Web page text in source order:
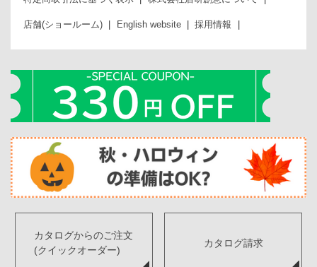
店舗(ショールーム) English website 採用情報
カタログからのご注文
(クイックオーダー)
カタログ請求